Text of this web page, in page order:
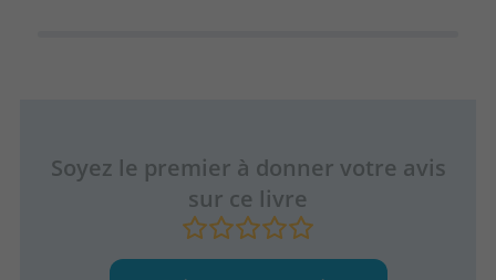
Soyez le premier à donner votre avis
sur ce livre